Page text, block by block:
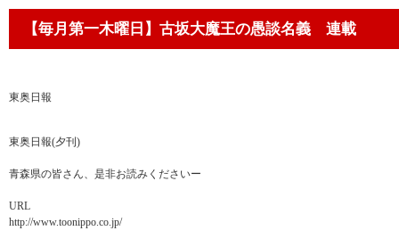
【毎月第一木曜日】古坂大魔王の愚談名義 連載
東奥日報
東奥日報(夕刊)
青森県の皆さん、是非お読みくださいー
URL
http://www.toonippo.co.jp/